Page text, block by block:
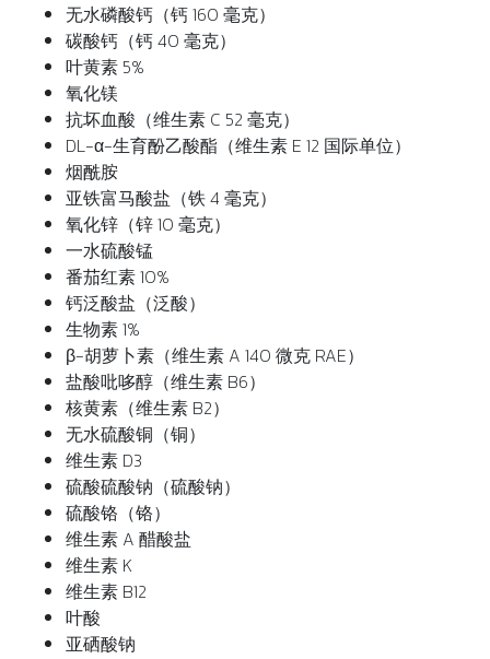
无水磷酸钙（钙 160 毫克）
碳酸钙（钙 40 毫克）
叶黄素 5%
氧化镁
抗坏血酸（维生素 C 52 毫克）
DL-α-生育酚乙酸酯（维生素 E 12 国际单位）
烟酰胺
亚铁富马酸盐（铁 4 毫克）
氧化锌（锌 10 毫克）
一水硫酸锰
番茄红素 10%
钙泛酸盐（泛酸）
生物素 1%
β-胡萝卜素（维生素 A 140 微克 RAE）
盐酸吡哆醇（维生素 B6）
核黄素（维生素 B2）
无水硫酸铜（铜）
维生素 D3
硫酸硫酸钠（硫酸钠）
硫酸铬（铬）
维生素 A 醋酸盐
维生素 K
维生素 B12
叶酸
亚硒酸钠